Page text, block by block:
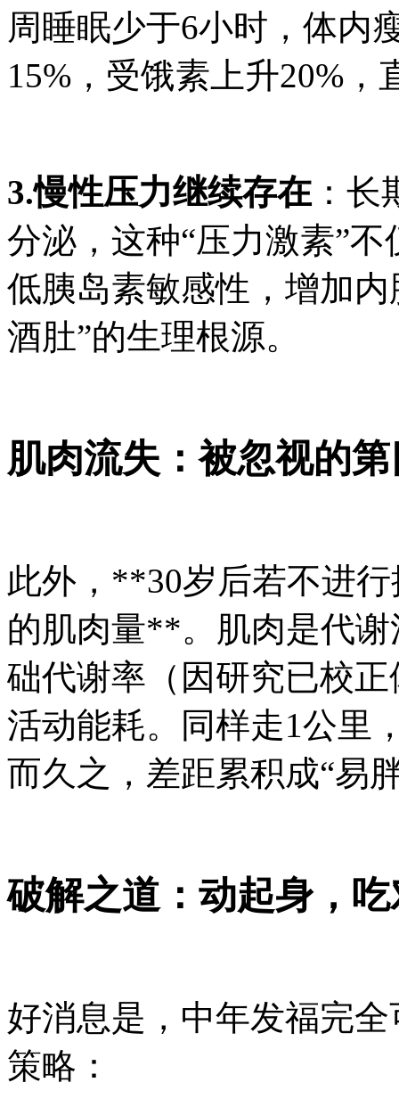
周睡眠少于6小时，体内
15%，受饿素上升20%，
3.慢性压力继续存在：长
分泌，这种“压力激素”
低胰岛素敏感性，增加
酒肚”的生理根源。
肌肉流失：被忽视的
此外，**30岁后若不进
的肌肉量**。肌肉是代
础代谢率（因研究已校
活动能耗。同样走1公里
而久之，差距累积成“易
破解之道：动起身，
好消息是，中年发福完
策略：